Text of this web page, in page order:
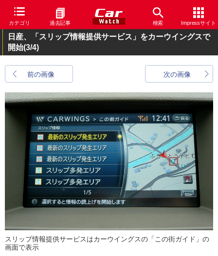
カテゴリ 過去記事 検索 Impressサイト
日産、「スリップ情報提供サービス」をカーウイングスで
開始(3/4)
前の画像 次の画像
スリップ情報提供サービスはカーウイングスの「この街ガイド」の
画面で表示